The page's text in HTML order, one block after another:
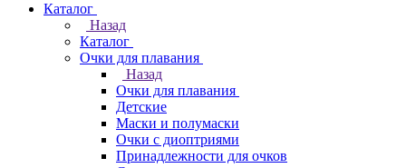
Каталог
Назад
Каталог
Очки для плавания
Назад
Очки для плавания
Детские
Маски и полумаски
Очки с диоптриями
Принадлежности для очков